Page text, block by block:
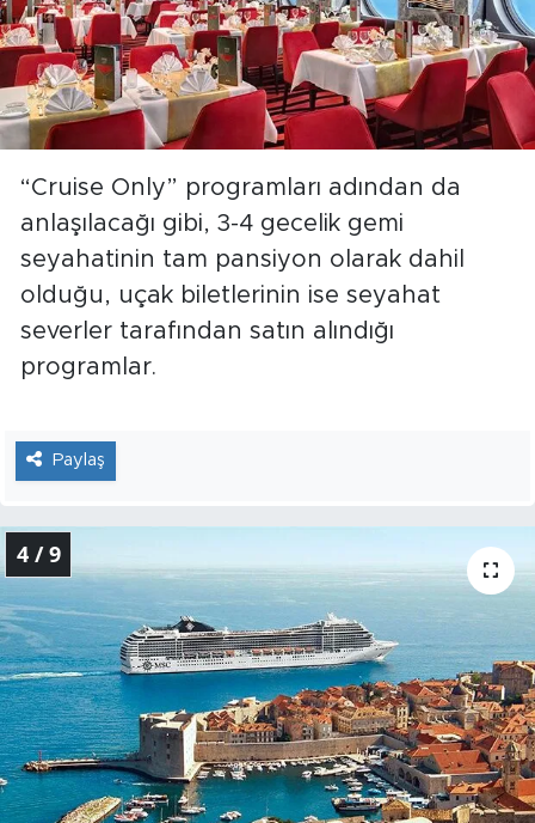
“Cruise Only” programları adından da
anlaşılacağı gibi, 3-4 gecelik gemi
seyahatinin tam pansiyon olarak dahil
olduğu, uçak biletlerinin ise seyahat
severler tarafından satın alındığı
programlar.
Paylaş
4 / 9